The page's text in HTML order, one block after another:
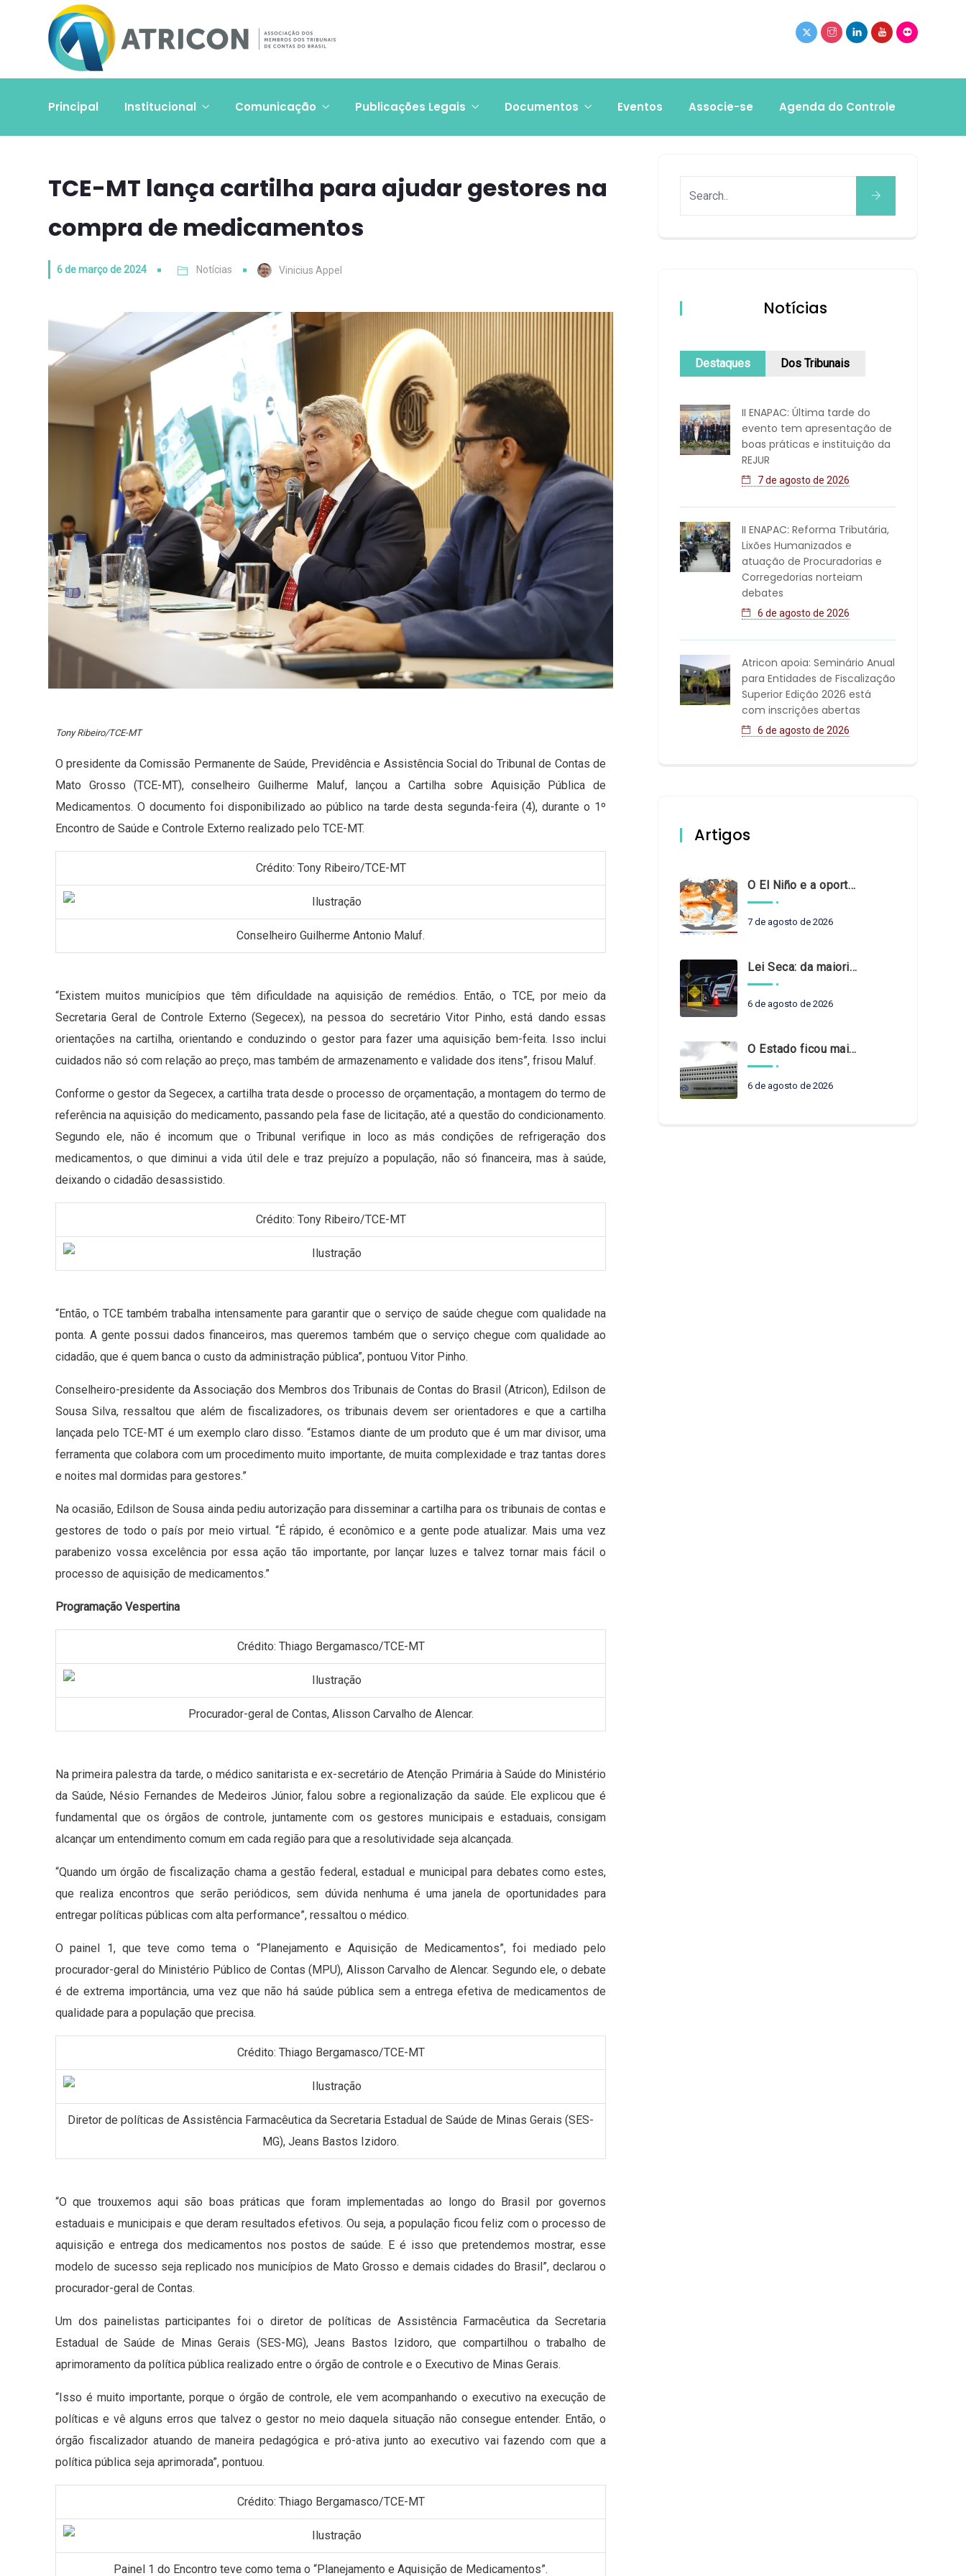
Principal Institucional Comunicação Publicações Legais Documentos Eventos Associe-se Agenda do Controle
TCE-MT lança cartilha para ajudar gestores na
compra de medicamentos
6 de março de 2024 Notícias Vinicius Appel
Tony Ribeiro/TCE-MT
O presidente da Comissão Permanente de Saúde, Previdência e Assistência Social do Tribunal de Contas de
Mato Grosso (TCE-MT), conselheiro Guilherme Maluf, lançou a Cartilha sobre Aquisição Pública de
Medicamentos. O documento foi disponibilizado ao público na tarde desta segunda-feira (4), durante o 1º
Encontro de Saúde e Controle Externo realizado pelo TCE-MT.
Crédito: Tony Ribeiro/TCE-MT
Conselheiro Guilherme Antonio Maluf.
“Existem muitos municípios que têm dificuldade na aquisição de remédios. Então, o TCE, por meio da
Secretaria Geral de Controle Externo (Segecex), na pessoa do secretário Vitor Pinho, está dando essas
orientações na cartilha, orientando e conduzindo o gestor para fazer uma aquisição bem-feita. Isso inclui
cuidados não só com relação ao preço, mas também de armazenamento e validade dos itens”, frisou Maluf.
Conforme o gestor da Segecex, a cartilha trata desde o processo de orçamentação, a montagem do termo de
referência na aquisição do medicamento, passando pela fase de licitação, até a questão do condicionamento.
Segundo ele, não é incomum que o Tribunal verifique in loco as más condições de refrigeração dos
medicamentos, o que diminui a vida útil dele e traz prejuízo a população, não só financeira, mas à saúde,
deixando o cidadão desassistido.
Crédito: Tony Ribeiro/TCE-MT
“Então, o TCE também trabalha intensamente para garantir que o serviço de saúde chegue com qualidade na
ponta. A gente possui dados financeiros, mas queremos também que o serviço chegue com qualidade ao
cidadão, que é quem banca o custo da administração pública”, pontuou Vitor Pinho.
Conselheiro-presidente da Associação dos Membros dos Tribunais de Contas do Brasil (Atricon), Edilson de
Sousa Silva, ressaltou que além de fiscalizadores, os tribunais devem ser orientadores e que a cartilha
lançada pelo TCE-MT é um exemplo claro disso. “Estamos diante de um produto que é um mar divisor, uma
ferramenta que colabora com um procedimento muito importante, de muita complexidade e traz tantas dores
e noites mal dormidas para gestores.”
Na ocasião, Edilson de Sousa ainda pediu autorização para disseminar a cartilha para os tribunais de contas e
gestores de todo o país por meio virtual. “É rápido, é econômico e a gente pode atualizar. Mais uma vez
parabenizo vossa excelência por essa ação tão importante, por lançar luzes e talvez tornar mais fácil o
processo de aquisição de medicamentos.”
Programação Vespertina
Crédito: Thiago Bergamasco/TCE-MT
Procurador-geral de Contas, Alisson Carvalho de Alencar.
Na primeira palestra da tarde, o médico sanitarista e ex-secretário de Atenção Primária à Saúde do Ministério
da Saúde, Nésio Fernandes de Medeiros Júnior, falou sobre a regionalização da saúde. Ele explicou que é
fundamental que os órgãos de controle, juntamente com os gestores municipais e estaduais, consigam
alcançar um entendimento comum em cada região para que a resolutividade seja alcançada.
“Quando um órgão de fiscalização chama a gestão federal, estadual e municipal para debates como estes,
que realiza encontros que serão periódicos, sem dúvida nenhuma é uma janela de oportunidades para
entregar políticas públicas com alta performance”, ressaltou o médico.
O painel 1, que teve como tema o “Planejamento e Aquisição de Medicamentos”, foi mediado pelo
procurador-geral do Ministério Público de Contas (MPU), Alisson Carvalho de Alencar. Segundo ele, o debate
é de extrema importância, uma vez que não há saúde pública sem a entrega efetiva de medicamentos de
qualidade para a população que precisa.
Crédito: Thiago Bergamasco/TCE-MT
Diretor de políticas de Assistência Farmacêutica da Secretaria Estadual de Saúde de Minas Gerais (SES-
MG), Jeans Bastos Izidoro.
“O que trouxemos aqui são boas práticas que foram implementadas ao longo do Brasil por governos
estaduais e municipais e que deram resultados efetivos. Ou seja, a população ficou feliz com o processo de
aquisição e entrega dos medicamentos nos postos de saúde. E é isso que pretendemos mostrar, esse
modelo de sucesso seja replicado nos municípios de Mato Grosso e demais cidades do Brasil”, declarou o
procurador-geral de Contas.
Um dos painelistas participantes foi o diretor de políticas de Assistência Farmacêutica da Secretaria
Estadual de Saúde de Minas Gerais (SES-MG), Jeans Bastos Izidoro, que compartilhou o trabalho de
aprimoramento da política pública realizado entre o órgão de controle e o Executivo de Minas Gerais.
“Isso é muito importante, porque o órgão de controle, ele vem acompanhando o executivo na execução de
políticas e vê alguns erros que talvez o gestor no meio daquela situação não consegue entender. Então, o
órgão fiscalizador atuando de maneira pedagógica e pró-ativa junto ao executivo vai fazendo com que a
política pública seja aprimorada”, pontuou.
Crédito: Thiago Bergamasco/TCE-MT
Painel 1 do Encontro teve como tema o “Planejamento e Aquisição de Medicamentos”.
Notícias
Destaques Dos Tribunais
II ENAPAC: Última tarde do
evento tem apresentação de
boas práticas e instituição da
REJUR
7 de agosto de 2026
II ENAPAC: Reforma Tributária,
Lixões Humanizados e
atuação de Procuradorias e
Corregedorias norteiam
debates
6 de agosto de 2026
Atricon apoia: Seminário Anual
para Entidades de Fiscalização
Superior Edição 2026 está
com inscrições abertas
6 de agosto de 2026
Artigos
O El Niño e a oportunidade de fortalecer o controle externo das políticas climáticas
7 de agosto de 2026
Lei Seca: da maioridade à maturidade
6 de agosto de 2026
O Estado ficou mais complexo. O controle precisa acompanhar
6 de agosto de 2026